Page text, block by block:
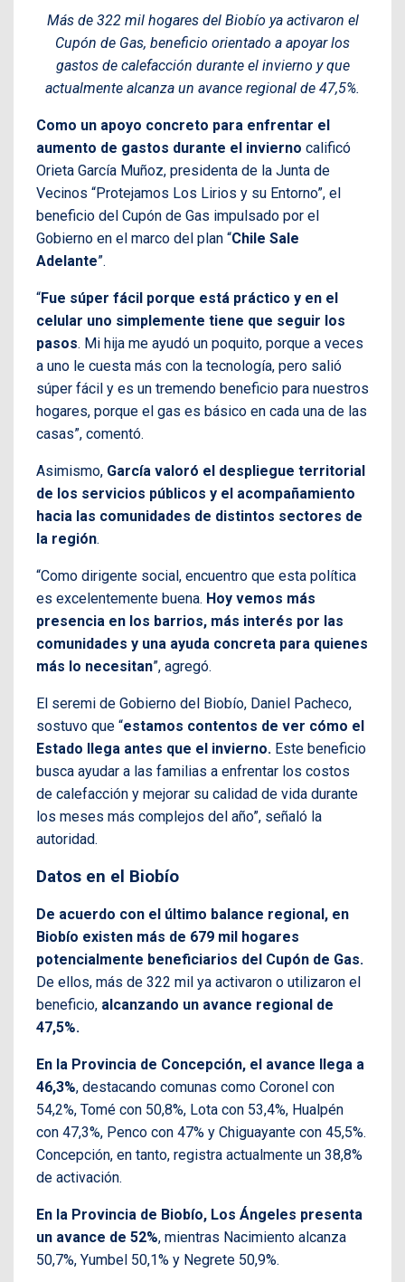
Más de 322 mil hogares del Biobío ya activaron el
Cupón de Gas, beneficio orientado a apoyar los
gastos de calefacción durante el invierno y que
actualmente alcanza un avance regional de 47,5%.
Como un apoyo concreto para enfrentar el
aumento de gastos durante el invierno calificó
Orieta García Muñoz, presidenta de la Junta de
Vecinos “Protejamos Los Lirios y su Entorno”, el
beneficio del Cupón de Gas impulsado por el
Gobierno en el marco del plan “Chile Sale
Adelante”.
“Fue súper fácil porque está práctico y en el
celular uno simplemente tiene que seguir los
pasos. Mi hija me ayudó un poquito, porque a veces
a uno le cuesta más con la tecnología, pero salió
súper fácil y es un tremendo beneficio para nuestros
hogares, porque el gas es básico en cada una de las
casas”, comentó.
Asimismo, García valoró el despliegue territorial
de los servicios públicos y el acompañamiento
hacia las comunidades de distintos sectores de
la región.
“Como dirigente social, encuentro que esta política
es excelentemente buena. Hoy vemos más
presencia en los barrios, más interés por las
comunidades y una ayuda concreta para quienes
más lo necesitan”, agregó.
El seremi de Gobierno del Biobío, Daniel Pacheco,
sostuvo que “estamos contentos de ver cómo el
Estado llega antes que el invierno. Este beneficio
busca ayudar a las familias a enfrentar los costos
de calefacción y mejorar su calidad de vida durante
los meses más complejos del año”, señaló la
autoridad.
Datos en el Biobío
De acuerdo con el último balance regional, en
Biobío existen más de 679 mil hogares
potencialmente beneficiarios del Cupón de Gas.
De ellos, más de 322 mil ya activaron o utilizaron el
beneficio, alcanzando un avance regional de
47,5%.
En la Provincia de Concepción, el avance llega a
46,3%, destacando comunas como Coronel con
54,2%, Tomé con 50,8%, Lota con 53,4%, Hualpén
con 47,3%, Penco con 47% y Chiguayante con 45,5%.
Concepción, en tanto, registra actualmente un 38,8%
de activación.
En la Provincia de Biobío, Los Ángeles presenta
un avance de 52%, mientras Nacimiento alcanza
50,7%, Yumbel 50,1% y Negrete 50,9%.